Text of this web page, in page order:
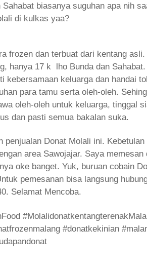
biasanya suguhan apa nih
di kulkas yaa?
frozen dan terbuat dari kentang
hanya 17 k lho Bunda dan
kebersamaan keluarga dan handai
para tamu serta oleh-oleh.
oleh-oleh untuk keluarga, tinggal
dan pasti semua bakalan suka.
penjualan Donat Molali ini.
area Sawojajar. Saya memesan
oke banget. Yuk, buruan cobain
pemesanan bisa langsung
Selamat Mencoba.
#donatkekinian